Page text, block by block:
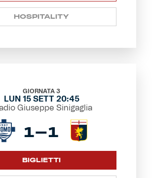
HOSPITALITY
GIORNATA 3
LUN 15 SETT 20:45
Giuseppe Sinigaglia
1-1
BIGLIETTI